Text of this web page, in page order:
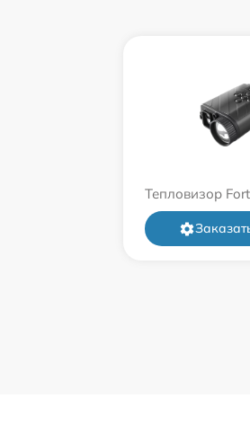
Тепловизор